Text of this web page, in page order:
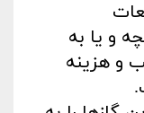
و یا به
و هزینه